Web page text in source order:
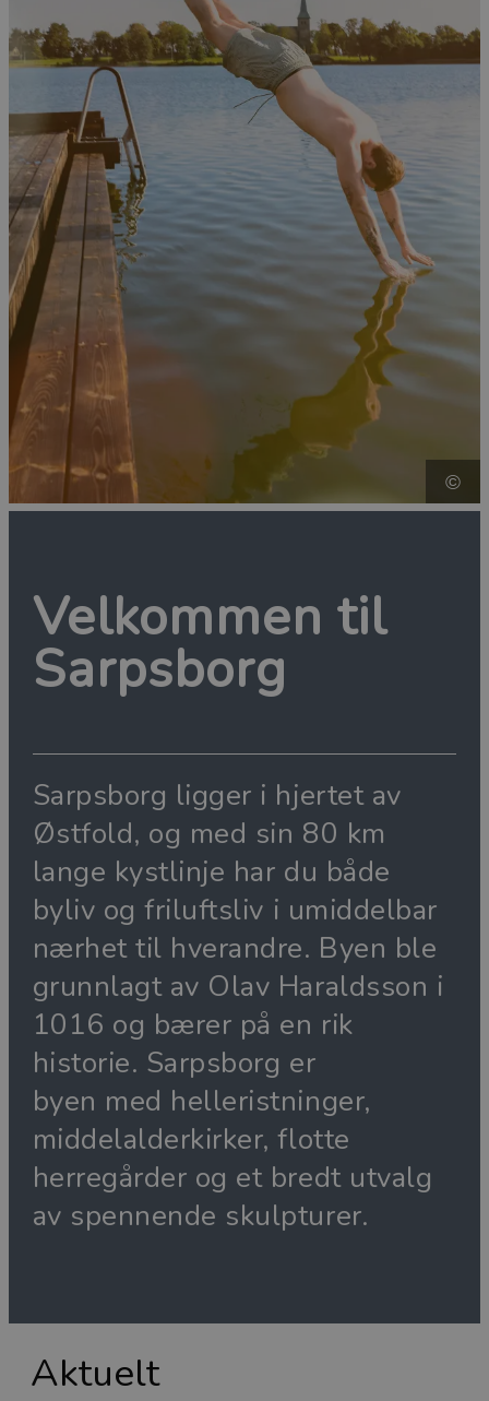
Velkommen til
Sarpsborg
Sarpsborg ligger i hjertet av
Østfold, og med sin 80 km
lange kystlinje har du både
byliv og friluftsliv i umiddelbar
nærhet til hverandre. Byen ble
grunnlagt av Olav Haraldsson i
1016 og bærer på en rik
historie. Sarpsborg er
byen med helleristninger,
middelalderkirker, flotte
herregårder og et bredt utvalg
av spennende skulpturer.
Aktuelt